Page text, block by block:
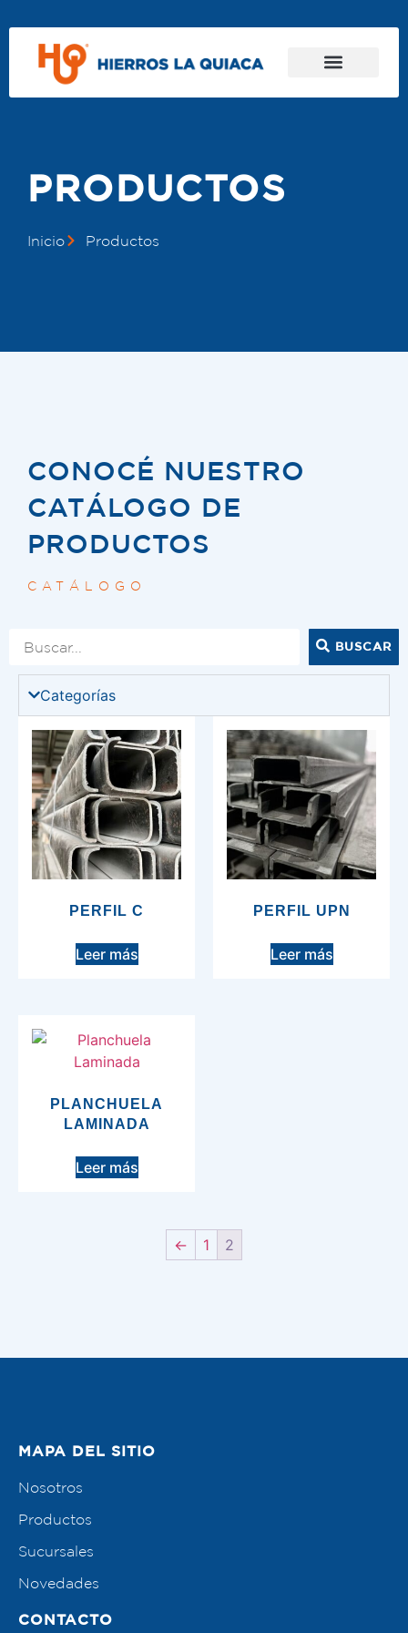
PRODUCTOS
Inicio Productos
CONOCÉ NUESTRO
CATÁLOGO DE
PRODUCTOS
CATÁLOGO
BUSCAR
Categorías
PERFIL C
Leer más
PERFIL UPN
Leer más
PLANCHUELA
LAMINADA
Leer más
← 1 2
MAPA DEL SITIO
Nosotros
Productos
Sucursales
Novedades
CONTACTO